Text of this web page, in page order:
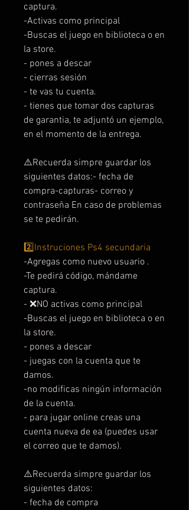
captura.
-Activas como principal
-Buscas el juego en biblioteca o en
la store.
- pones a descar
- cierras sesión
- te vas tu cuenta.
- tienes que tomar dos capturas
de garantia, te adjuntó un ejemplo,
en el momento de la entrega.
⚠️Recuerda simpre guardar los
siguientes datos:- fecha de
compra-capturas- correo y
contraseña En caso de problemas
se te pedirán.
2️⃣Instruciones Ps4 secundaria
-Agregas como nuevo usuario .
-Te pedirá código, mándame
captura.
- ❌NO activas como principal
-Buscas el juego en biblioteca o en
la store.
- pones a descar
- juegas con la cuenta que te
damos.
-no modificas ningún información
de la cuenta.
- para jugar online creas una
cuenta nueva de ea (puedes usar
el correo que te damos).
⚠️Recuerda simpre guardar los
siguientes datos:
- fecha de compra